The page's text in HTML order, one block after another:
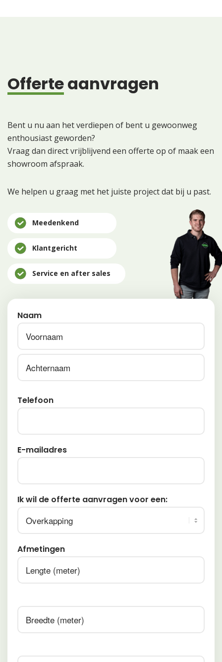
Offerteaanvragen
Bent u nu aan het verdiepen of bent u gewoonweg
enthousiast geworden?
Vraag dan direct vrijblijvend een offerte op of maak een
showroom afspraak.
We helpen u graag met het juiste project dat bij u past.
Meedenkend
Klantgericht
Service en after sales
Naam
Telefoon
E-mailadres
Ik wil de offerte aanvragen voor een:
Afmetingen